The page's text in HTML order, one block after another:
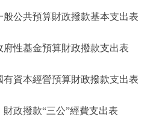
共預算財政撥款基本支出表
基金預算財政撥款支出表
本經營預算財政撥款支出表
撥款“三公”經費支出表